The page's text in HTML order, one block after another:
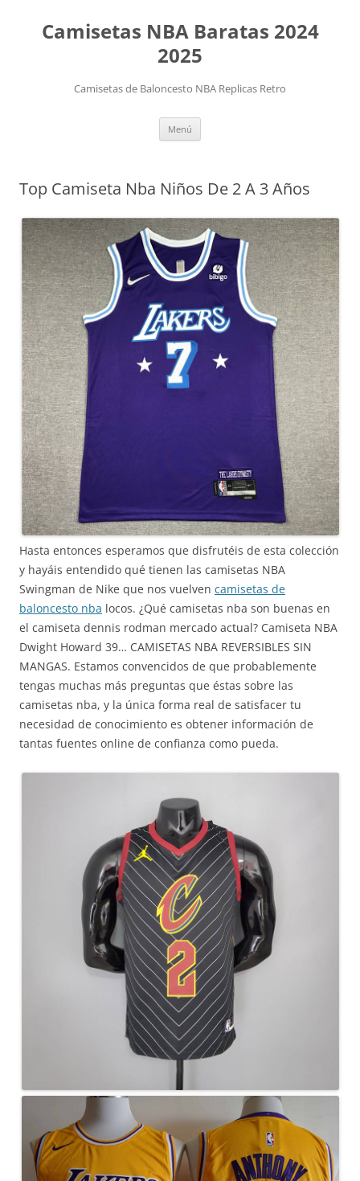
Camisetas NBA Baratas 2024
2025
Camisetas de Baloncesto NBA Replicas Retro
Menú
Top Camiseta Nba Niños De 2 A 3 Años
Hasta entonces esperamos que disfrutéis de esta colección
y hayáis entendido qué tienen las camisetas NBA
Swingman de Nike que nos vuelven camisetas de
baloncesto nba locos. ¿Qué camisetas nba son buenas en
el camiseta dennis rodman mercado actual? Camiseta NBA
Dwight Howard 39… CAMISETAS NBA REVERSIBLES SIN
MANGAS. Estamos convencidos de que probablemente
tengas muchas más preguntas que éstas sobre las
camisetas nba, y la única forma real de satisfacer tu
necesidad de conocimiento es obtener información de
tantas fuentes online de confianza como pueda.